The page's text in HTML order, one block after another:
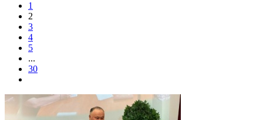
1
2
3
4
5
...
30